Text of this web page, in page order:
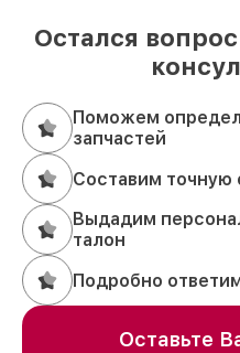
Остался
Поможем
запчастей
Составим точную
Выдадим
талон
Подробно
Оставьте